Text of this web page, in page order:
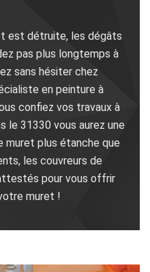
est détruite, les dégâts
pas plus longtemps à
sans hésiter chez
en peinture à
confiez vos travaux à
le 31330 vous aurez une
muret plus étanche que
les couvreurs de
pour vous offrir
muret !